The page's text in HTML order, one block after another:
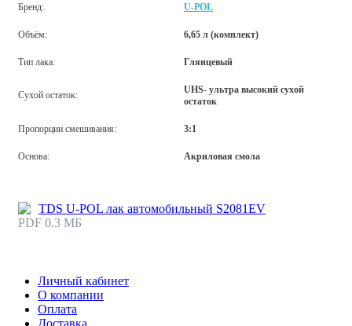
Бренд: U-POL
Объём: 6,65 л (комплект)
Тип лака: Глянцевый
Сухой остаток:
UHS- ультра высокий сухой
остаток
Пропорции смешивания: 3:1
Основа: Акриловая смола
TDS U-POL лак автомобильный S2081EV
PDF 0.3 МБ
Личный кабинет
О компании
Оплата
Доставка